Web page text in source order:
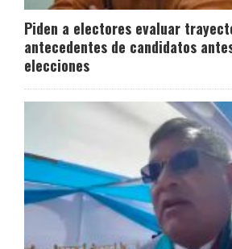
Piden a electores evaluar
antecedentes de candidatos
elecciones